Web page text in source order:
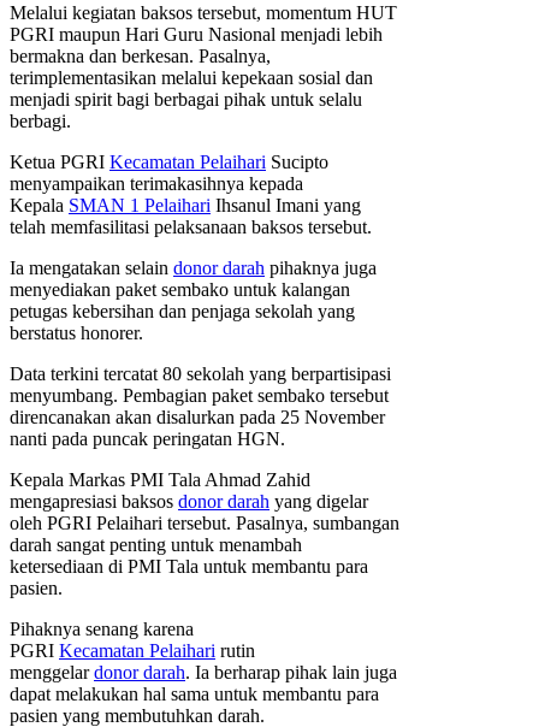
Melalui kegiatan baksos tersebut, momentum HUT
PGRI maupun Hari Guru Nasional menjadi lebih
bermakna dan berkesan. Pasalnya,
terimplementasikan melalui kepekaan sosial dan
menjadi spirit bagi berbagai pihak untuk selalu
berbagi.
Ketua PGRI Kecamatan Pelaihari Sucipto
menyampaikan terimakasihnya kepada
Kepala SMAN 1 Pelaihari Ihsanul Imani yang
telah memfasilitasi pelaksanaan baksos tersebut.
Ia mengatakan selain donor darah pihaknya juga
menyediakan paket sembako untuk kalangan
petugas kebersihan dan penjaga sekolah yang
berstatus honorer.
Data terkini tercatat 80 sekolah yang berpartisipasi
menyumbang. Pembagian paket sembako tersebut
direncanakan akan disalurkan pada 25 November
nanti pada puncak peringatan HGN.
Kepala Markas PMI Tala Ahmad Zahid
mengapresiasi baksos donor darah yang digelar
oleh PGRI Pelaihari tersebut. Pasalnya, sumbangan
darah sangat penting untuk menambah
ketersediaan di PMI Tala untuk membantu para
pasien.
Pihaknya senang karena
PGRI Kecamatan Pelaihari rutin
menggelardonor darah. Ia berharap pihak lain juga
dapat melakukan hal sama untuk membantu para
pasien yang membutuhkan darah.